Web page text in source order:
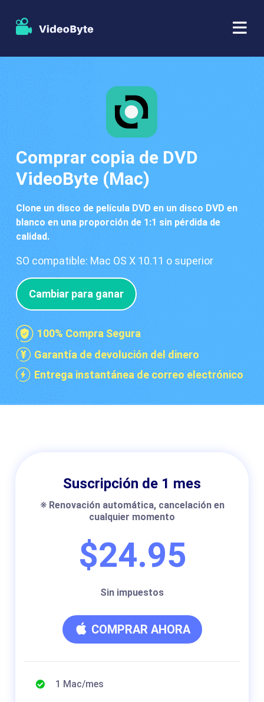
Reproductor Blu-ray
Copia de DVD
Copia Blu-ray
Comprar copia de DVD
VideoByte (Mac)
Clone un disco de película DVD en un disco DVD en
blanco en una proporción de 1:1 sin pérdida de
calidad.
SO compatible: Mac OS X 10.11 o superior
Cambiar para ganar
100% Compra Segura
Garantía de devolución del dinero
Entrega instantánea de correo electrónico
Suscripción de 1 mes
※ Renovación automática, cancelación en
cualquier momento
$24.95
Sin impuestos
COMPRAR AHORA
1 Mac/mes